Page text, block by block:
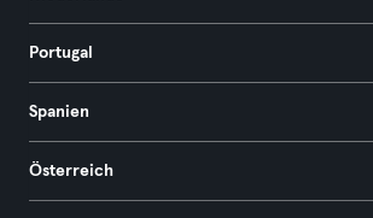
Portugal
Spanien
Österreich